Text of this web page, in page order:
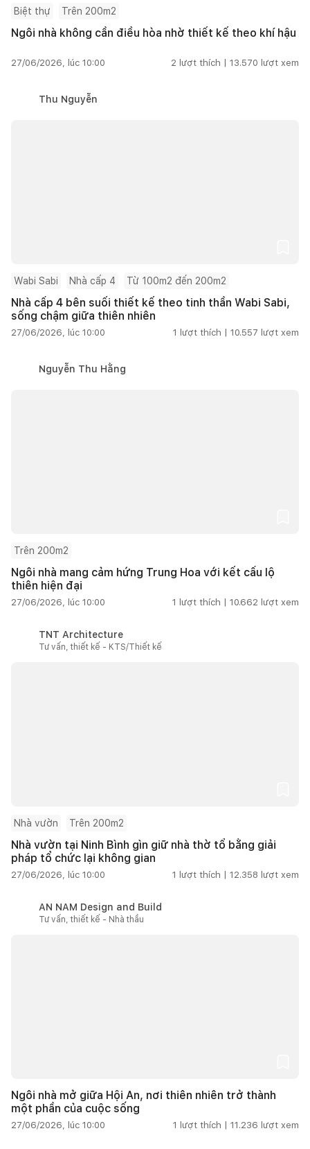
Biệt thự Trên 200m2
Ngôi nhà không cần điều hòa nhờ thiết kế theo khí hậu
27/06/2026, lúc 10:00 2 lượt thích | 13.570 lượt xem
Thu Nguyễn
Wabi Sabi Nhà cấp 4 Từ 100m2 đến 200m2
Nhà cấp 4 bên suối thiết kế theo tinh thần Wabi Sabi,
sống chậm giữa thiên nhiên
27/06/2026, lúc 10:00 1 lượt thích | 10.557 lượt xem
Nguyễn Thu Hằng
Trên 200m2
Ngôi nhà mang cảm hứng Trung Hoa với kết cấu lộ
thiên hiện đại
27/06/2026, lúc 10:00 1 lượt thích | 10.662 lượt xem
TNT Architecture
Tư vấn, thiết kế - KTS/Thiết kế
Nhà vườn Trên 200m2
Nhà vườn tại Ninh Bình gìn giữ nhà thờ tổ bằng giải
pháp tổ chức lại không gian
27/06/2026, lúc 10:00 1 lượt thích | 12.358 lượt xem
AN NAM Design and Build
Tư vấn, thiết kế - Nhà thầu
Ngôi nhà mở giữa Hội An, nơi thiên nhiên trở thành
một phần của cuộc sống
27/06/2026, lúc 10:00 1 lượt thích | 11.236 lượt xem